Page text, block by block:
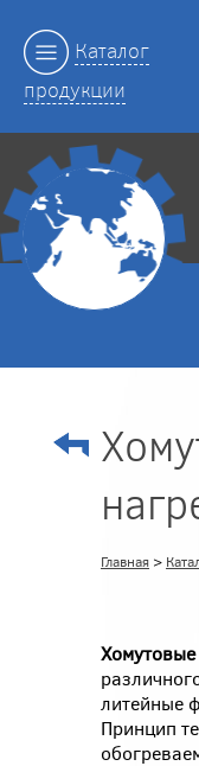
Каталог
продукции
Главная >
литейные
Принцип